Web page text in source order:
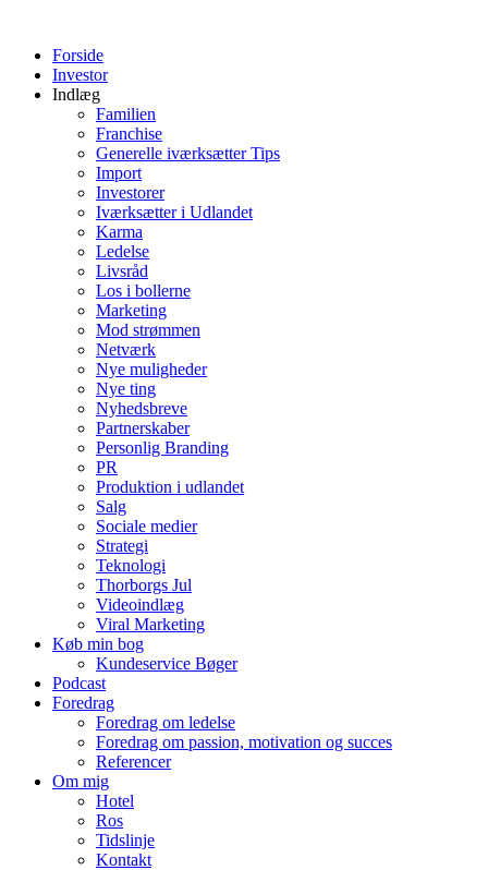
indholdForside
Investor
Indlæg
Familien
Franchise
Generelle iværksætter Tips
Import
Investorer
Iværksætter i Udlandet
Karma
Ledelse
Livsråd
Los i bollerne
Marketing
Mod strømmen
Netværk
Nye muligheder
Nye ting
Nyhedsbreve
Partnerskaber
Personlig Branding
PR
Produktion i udlandet
Salg
Sociale medier
Strategi
Teknologi
Thorborgs Jul
Videoindlæg
Viral Marketing
Køb min bog
Kundeservice Bøger
Podcast
Foredrag
Foredrag om ledelse
Foredrag om passion, motivation og succes
Referencer
Om mig
Hotel
Ros
Tidslinje
Kontakt